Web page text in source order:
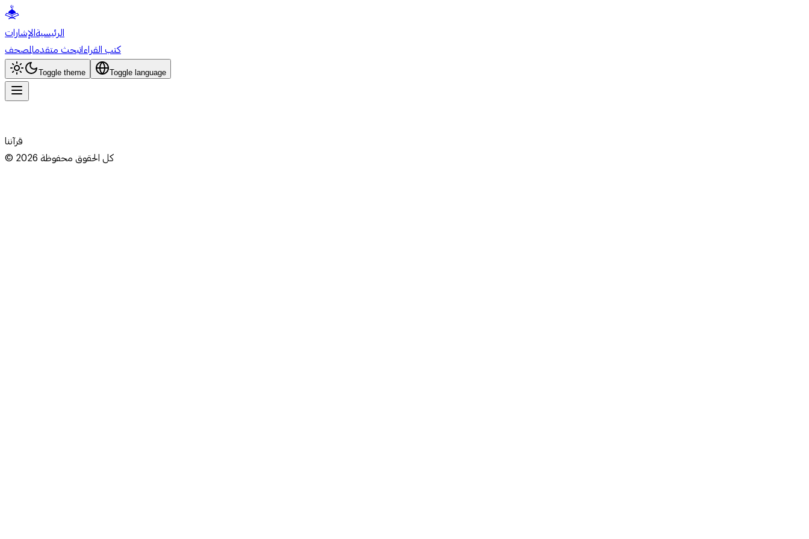
الرئيسيةالإشارات
كتب القراءاتبحث متقدمالمصحف
Toggle theme Toggle language
قرآننا
© 2026كل الحقوق محفوظة